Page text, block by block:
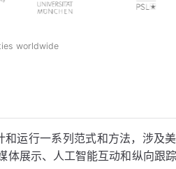
worldwide
运行一系列范式和方法，涉及
体展示、人工智能互动和纵向跟